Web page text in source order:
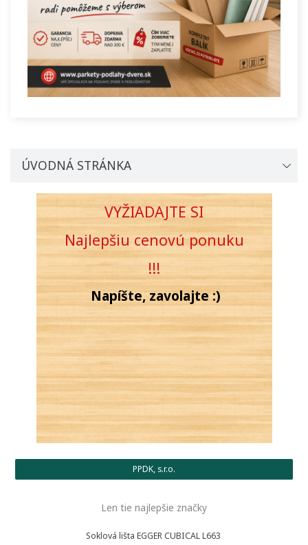
ÚVODNÁ STRÁNKA
VYŽIADAJTE SI
Najlepšiu cenovúponuku
!!!
Napíšte, zavolajte :)
PPDK, s.r.o.
Len tie najlepšie značky
Soklová lišta EGGER CUBICAL L663